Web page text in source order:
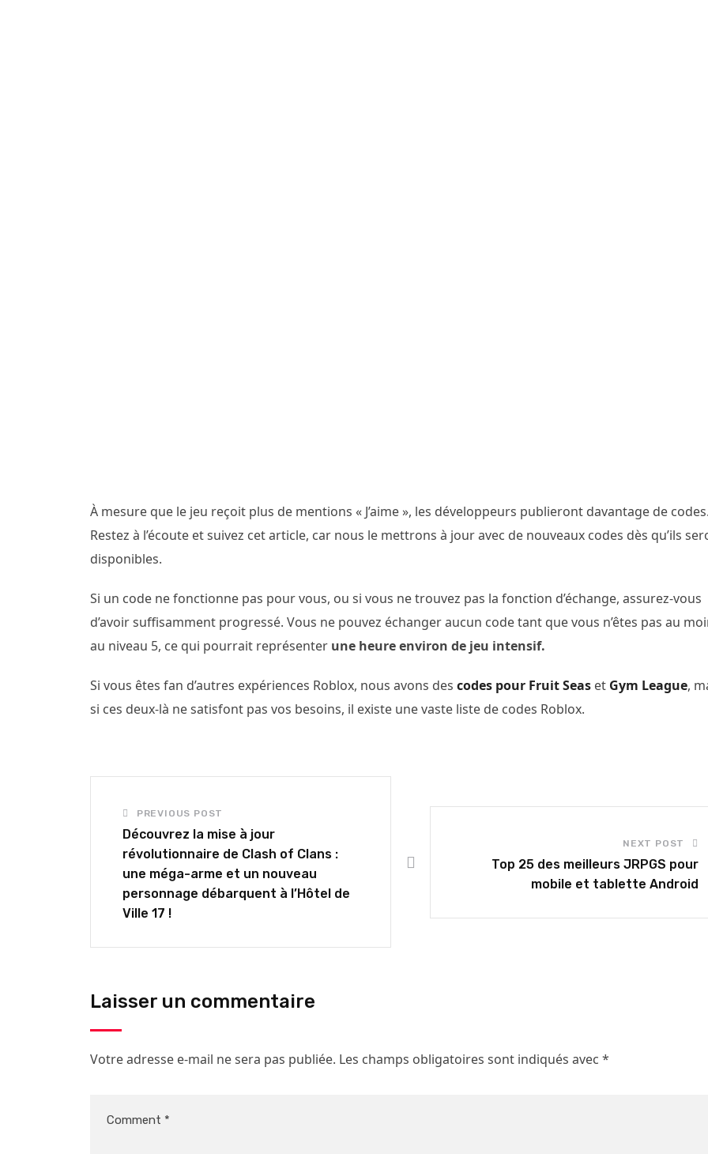
À mesure que le jeu reçoit plus de mentions « J’aime », les développeurs publieront davantage de
Restez à l’écoute et suivez cet article, car nous le mettrons à jour avec de nouveaux codes dès qu’ils
disponibles.
Si un code ne fonctionne pas pour vous, ou si vous ne trouvez pas la fonction d’échange, assurez-vous
d’avoir suffisamment progressé. Vous ne pouvez échanger aucun code tant que vous n’êtes pas au
au niveau 5, ce qui pourrait représenter une heure environ de jeu intensif.
Si vous êtes fan d’autres expériences Roblox, nous avons des codes pour Fruit Seas et Gym League,
si ces deux-là ne satisfont pas vos besoins, il existe une vaste liste de codes Roblox.
PREVIOUS POST
Découvrez la mise à jour
révolutionnaire de Clash of Clans :
une méga-arme et un nouveau
personnage débarquent à l’Hôtel de
Ville 17 !
NEXT POST
Top 25 des meilleurs JRPGS pour
mobile et tablette Android
Laisser un commentaire
Votre adresse e-mail ne sera pas publiée. Les champs obligatoires sont indiqués avec *